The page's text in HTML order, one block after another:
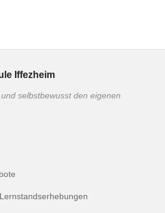
Iffezheim
selbstbewusst den eigenen